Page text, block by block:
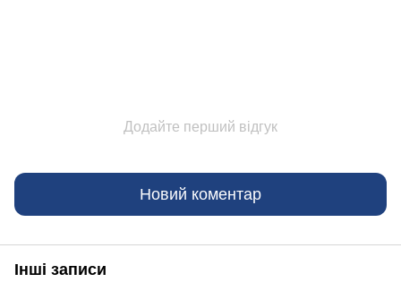
Додайте перший відгук
Новий коментар
Інші записи